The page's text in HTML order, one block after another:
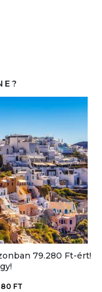
79.280 Ft-ért!
FT